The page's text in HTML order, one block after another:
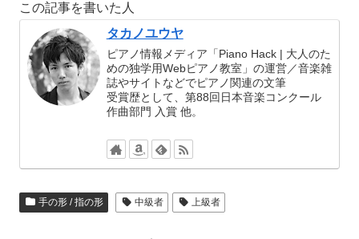
この記事を書いた人
タカノユウヤ
ピアノ情報メディア「Piano Hack | 大人のた
めの独学用Webピアノ教室」の運営／音楽雑
誌やサイトなどでピアノ関連の文筆
受賞歴として、第88回日本音楽コンクール
作曲部門 入賞 他。
手の形 / 指の形 中級者 上級者